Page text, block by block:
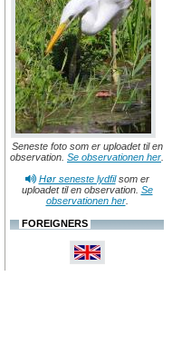
Seneste foto som er uploadet til en
observation. Se observationen her
Hør seneste lydfilsom er
uploadet til en observation. Se
observationen her.
FOREIGNERS